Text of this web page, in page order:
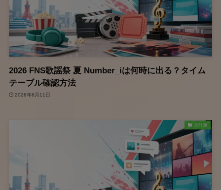
2026 FNS歌謡祭 夏 Number_iは何時に出る？タイム
テーブル確認方法
2026年6月11日
未分類